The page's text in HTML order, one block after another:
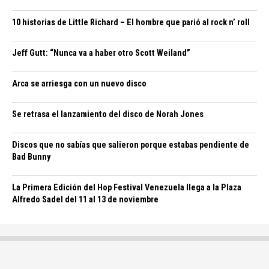
10 historias de Little Richard – El hombre que parió al rock n’ roll
Jeff Gutt: “Nunca va a haber otro Scott Weiland”
Arca se arriesga con un nuevo disco
Se retrasa el lanzamiento del disco de Norah Jones
Discos que no sabías que salieron porque estabas pendiente de
Bad Bunny
La Primera Edición del Hop Festival Venezuela llega a la Plaza
Alfredo Sadel del 11 al 13 de noviembre